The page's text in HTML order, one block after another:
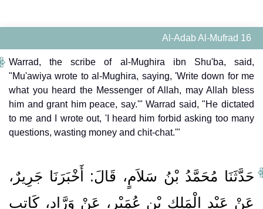
Al-Adab Al-Mufrad 16
Warrad, the scribe of al-Mughira ibn Shu'ba, said,
"Mu'awiya wrote to al-Mughira, saying, 'Write down for me
what you heard the Messenger of Allah, may Allah bless
him and grant him peace, say.'" Warrad said, "He dictated
to me and I wrote out, 'I heard him forbid asking too many
questions, wasting money and chit-chat.'"
حَدَّثَنَا مُحَمَّدُ بْنُ سَلاَمٍ، قَالَ‏:‏ أَخْبَرَنَا جَرِيرٌ،
عَنْ عَبْدِ الْمَلِكِ بْنِ عُمَيْرٍ، عَنْ وَرَّادٍ، كَاتِبِ